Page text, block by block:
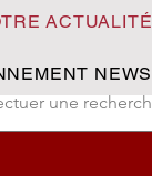
ACTUALITÉ